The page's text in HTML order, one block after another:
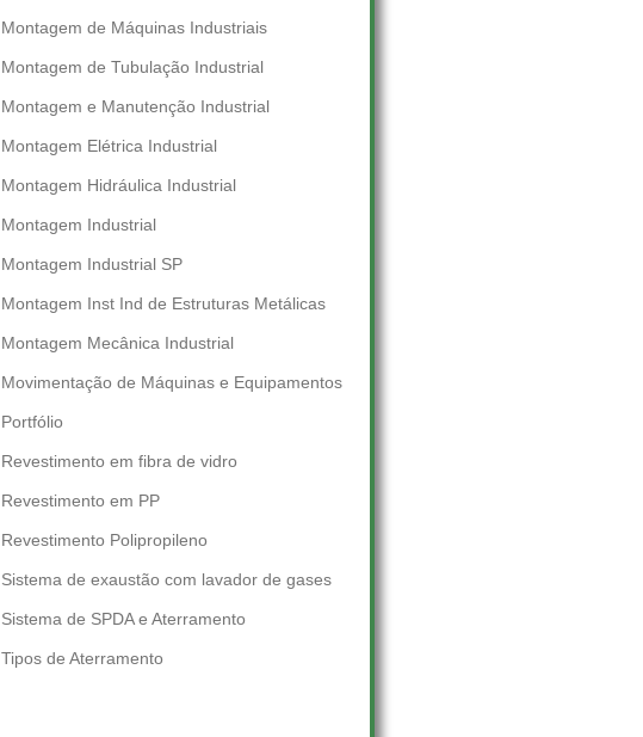
Montagem de Máquinas Industriais
Montagem de Tubulação Industrial
Montagem e Manutenção Industrial
Montagem Elétrica Industrial
Montagem Hidráulica Industrial
Montagem Industrial
Montagem Industrial SP
Montagem Inst Ind de Estruturas Metálicas
Montagem Mecânica Industrial
Movimentação de Máquinas e Equipamentos
Portfólio
Revestimento em fibra de vidro
Revestimento em PP
Revestimento Polipropileno
Sistema de exaustão com lavador de gases
Sistema de SPDA e Aterramento
Tipos de Aterramento